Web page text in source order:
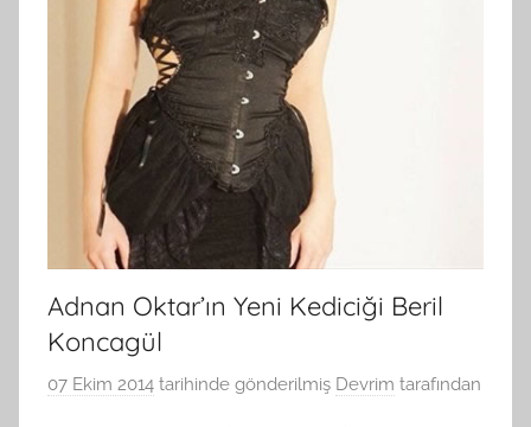
Adnan Oktar’ın Yeni Kediciği Beril
Koncagül
07 Ekim 2014 tarihinde gönderilmiş Devrim tarafından